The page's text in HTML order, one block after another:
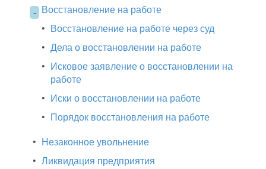
- Восстановление на работе
• Восстановление на работе через суд
• Дела о восстановлении на работе
• Исковое заявление о восстановлении на
работе
• Иски о восстановлении на работе
• Порядок восстановления на работе
• Незаконное увольнение
• Ликвидация предприятия